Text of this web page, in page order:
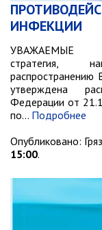
ПРОТИВОДЕЙСТВИЕ РАСПРОСТРАНЕНИЮ ВИЧ-
ИНФЕКЦИИ
УВАЖАЕМЫЕ
стратегия,
распространению
утверждена
Федерации от
по… Подробнее
Опубликовано:
15:00.